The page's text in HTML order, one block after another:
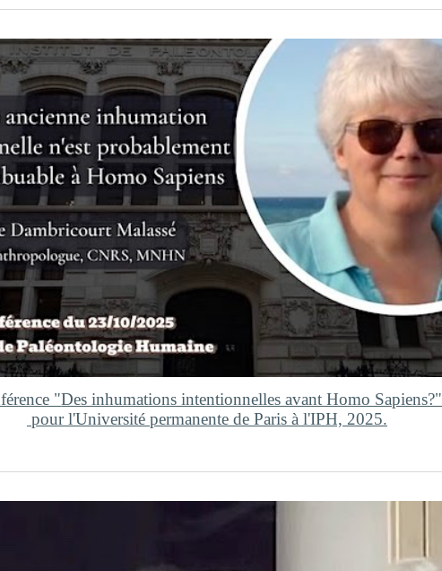
"Des inhumations intentionnelles avant Homo Sapiens?"
pour l'Université permanente de Paris à l'IPH, 2025.